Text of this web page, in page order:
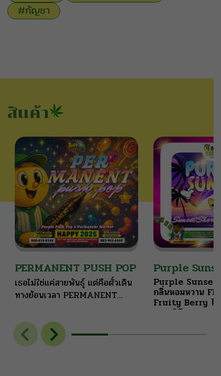
#กัญชา
สินค้า
PERMANENT PUSH POP
เธอไม่ใช่แค่สายพันธุ์ แต่คือตั๋วเดิน
ทางย้อนเวลา PERMANENT
Purple
Purple Sunset
กลิ่นหอมหวาน
Fruity Berry ได้
รสชาติมีความหว
คุณให้ผ่อนคลาย